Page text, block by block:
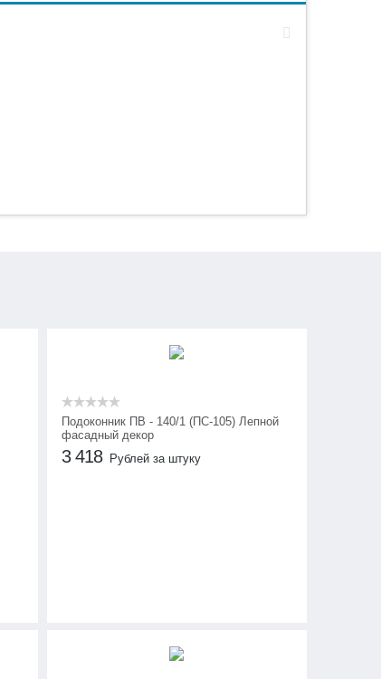
Подоконник ПВ - 140/1 (ПС-105) Лепной
фасадный декор
3 418 Рублей за штуку